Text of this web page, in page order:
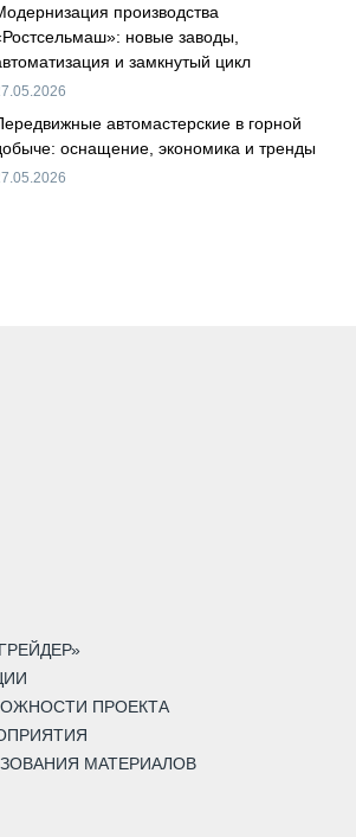
производства
новые заводы,
и замкнутый цикл
автомастерские в горной
оснащение, экономика и тренды
ПРОЕКТА
МАТЕРИАЛОВ